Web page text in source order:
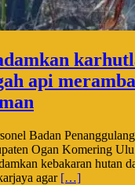
api
Badan
Ogan Komering
kebakaran hutan
agar […]